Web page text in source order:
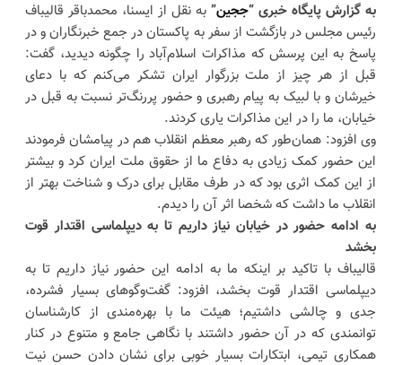
به گزارش پایگاه خبری “ججین” به نقل از ایسنا، محمدباقر قالیباف
رئیس مجلس در بازگشت از سفر به پاکستان در جمع خبرنگاران و در
پاسخ به این پرسش که مذاکرات اسلام‌آباد را چگونه دیدید، گفت:
قبل از هر چیز از ملت بزرگوار ایران تشکر می‌کنم که با دعای
خیرشان و با لبیک به پیام رهبری و حضور پررنگ‌تر نسبت به قبل در
خیابان، ما را در این مذاکرات یاری کردند.
وی افزود: همان‌طور که رهبر معظم انقلاب هم در پیامشان فرمودند
این حضور کمک زیادی به دفاع ما از حقوق ملت ایران کرد و بیشتر
از این کمک اثری بود که در طرف مقابل برای درک و شناخت بهتر از
انقلاب ما داشت که شخصا اثر آن را دیدم.
به ادامه حضور در خیابان نیاز داریم تا به دیپلماسی اقتدار قوت
بخشد
قالیباف با تاکید بر اینکه ما به ادامه این حضور نیاز داریم تا به
دیپلماسی اقتدار قوت بخشد، افزود: گفت‌وگوهای بسیار فشرده،
جدی و چالشی داشتیم؛ هیئت ما با بهره‌مندی از کارشناسان
توانمندی که در آن حضور داشتند با نگاهی جامع و متنوع در کنار
همکاری تیمی، ابتکارات بسیار خوبی برای نشان دادن حسن نیت